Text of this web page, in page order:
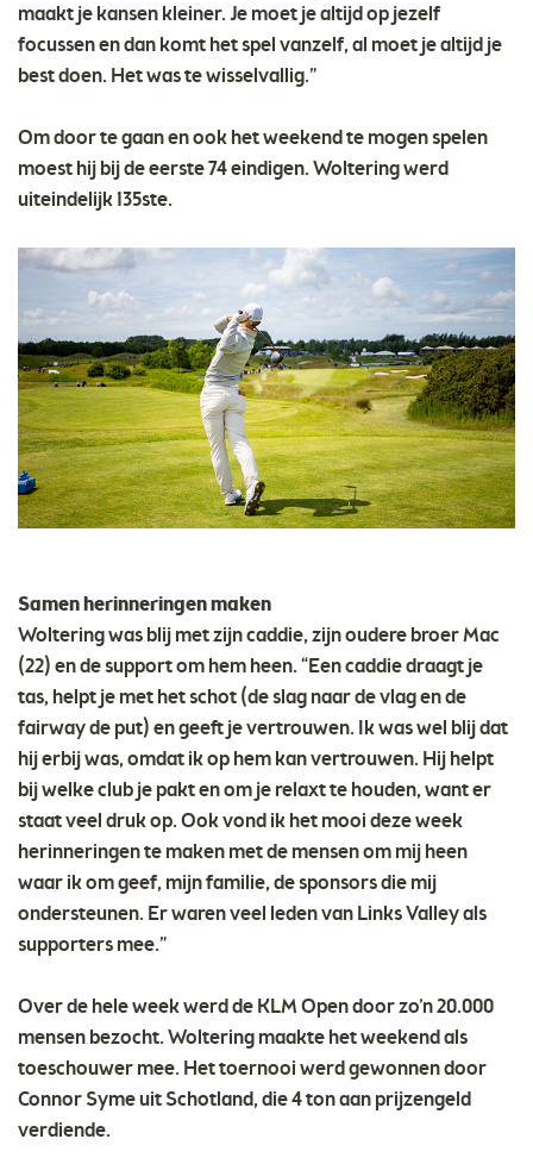
maakt je kansen kleiner. Je moet je altijd op jezelf
focussen en dan komt het spel vanzelf, al moet je altijd je
best doen. Het was te wisselvallig.”
Om door te gaan en ook het weekend te mogen spelen
moest hij bij de eerste 74 eindigen. Woltering werd
uiteindelijk 135ste.
Samen herinneringen maken
Woltering was blij met zijn caddie, zijn oudere broer Mac
(22) en de support om hem heen. “Een caddie draagt je
tas, helpt je met het schot (de slag naar de vlag en de
fairway de put) en geeft je vertrouwen. Ik was wel blij dat
hij erbij was, omdat ik op hem kan vertrouwen. Hij helpt
bij welke club je pakt en om je relaxt te houden, want er
staat veel druk op. Ook vond ik het mooi deze week
herinneringen te maken met de mensen om mij heen
waar ik om geef, mijn familie, de sponsors die mij
ondersteunen. Er waren veel leden van Links Valley als
supporters mee.”
Over de hele week werd de KLM Open door zo’n 20.000
mensen bezocht. Woltering maakte het weekend als
toeschouwer mee. Het toernooi werd gewonnen door
Connor Syme uit Schotland, die 4 ton aan prijzengeld
verdiende.